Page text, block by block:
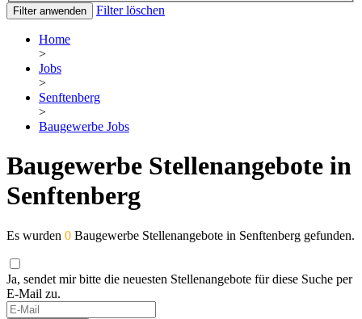
Filter anwenden Filter löschen
Home
>
Jobs
>
Senftenberg
>
Baugewerbe Jobs
Baugewerbe Stellenangebote in
Senftenberg
Es wurden 0 Baugewerbe Stellenangebote in Senftenberg gefunden.
Ja, sendet mir bitte die neuesten Stellenangebote für diese Suche per
E-Mail zu.